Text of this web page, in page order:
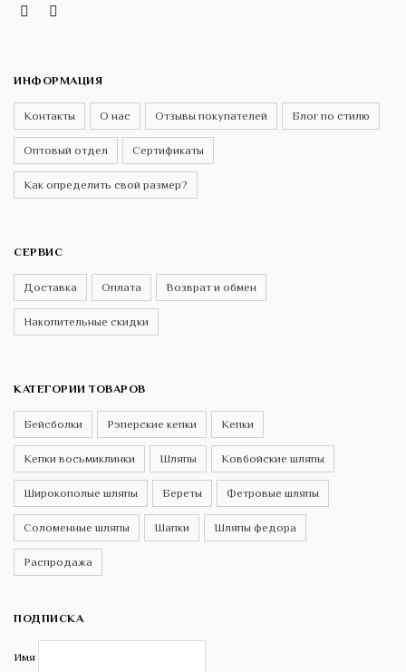
Instagram
ИНФОРМАЦИЯ
Контакты О нас Отзывы покупателей Блог по стилю
Оптовый отдел Сертификаты
Как определить свой размер?
СЕРВИС
Доставка Оплата Возврат и обмен
Накопительные скидки
КАТЕГОРИИ ТОВАРОВ
Бейсболки Рэперские кепки Кепки
Кепки восьмиклинки Шляпы Ковбойские шляпы
Широкополые шляпы Береты Фетровые шляпы
Соломенные шляпы Шапки Шляпы федора
Распродажа
ПОДПИСКА
Имя